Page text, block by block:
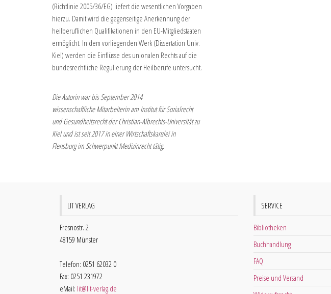
(Richtlinie 2005/36/EG) liefert die wesentlichen Vorgaben
hierzu. Damit wird die gegenseitige Anerkennung der
heilberuflichen Qualifikationen in den EU-Mitgliedstaaten
ermöglicht. In dem vorliegenden Werk (Dissertation Univ.
Kiel) werden die Einflüsse des unionalen Rechts auf die
bundesrechtliche Regulierung der Heilberufe untersucht.
Die Autorin war bis September 2014
wissenschaftliche Mitarbeiterin am Institut für Sozialrecht
und Gesundheitsrecht der Christian-Albrechts-Universität zu
Kiel und ist seit 2017 in einer Wirtschaftskanzlei in
Flensburg im Schwerpunkt Medizinrecht tätig.
LIT VERLAG
Fresnostr. 2
48159 Münster
Telefon: 0251 62032 0
Fax: 0251 231972
eMail: lit@lit-verlag.de
SERVICE
Bibliotheken
Buchhandlung
FAQ
Preise und Versand